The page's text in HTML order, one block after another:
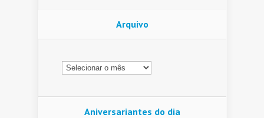
Arquivo
Arquivo
Aniversariantes do dia